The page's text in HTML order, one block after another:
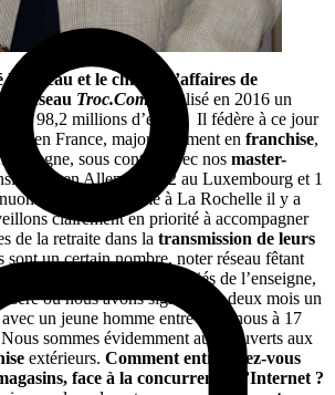
réseau et le chiffre d’affaires de
réseau Troc.Com
a réalisé en 2016 un
de 98,2 millions d’euros. Il fédère à ce jour
74 en France, majoritairement en franchise,
Espagne, sous contrat avec nos master-
que 3 en Allemagne, 2 au Luxembourg et 1
d’ouvrir, comme à La Rochelle il y a
clairement en priorité à accompagner
de la retraite dans la transmission de leurs
sont un certain nombre, noter réseau fêtant
sont souvent des salariés de l’enseigne,
où nous avons signé il y a deux mois un
un jeune homme entré chez nous à 17
sommes évidemment aussi ouverts aux
extérieurs. Comment entretenez-vous
face à la concurrence d’Internet ?